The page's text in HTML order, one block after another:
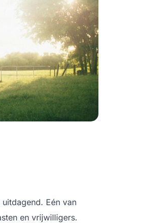
Eén van
en vrijwilligers.